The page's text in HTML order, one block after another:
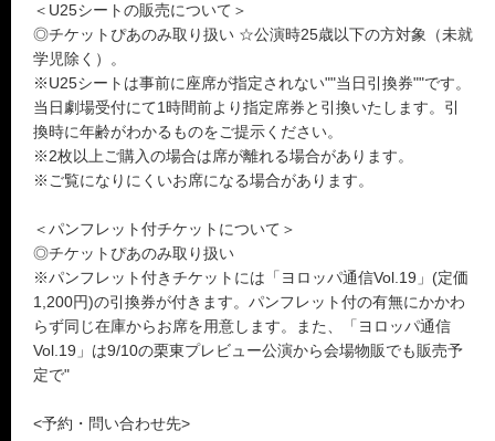
＜U25シートの販売について＞
◎チケットぴあのみ取り扱い ☆公演時25歳以下の方対象（未就
学児除く）。
※U25シートは事前に座席が指定されない""当日引換券""です。
当日劇場受付にて1時間前より指定席券と引換いたします。引
換時に年齢がわかるものをご提示ください。
※2枚以上ご購入の場合は席が離れる場合があります。
※ご覧になりにくいお席になる場合があります。
＜パンフレット付チケットについて＞
◎チケットぴあのみ取り扱い
※パンフレット付きチケットには「ヨロッパ通信Vol.19」(定価
1,200円)の引換券が付きます。パンフレット付の有無にかかわ
らず同じ在庫からお席を用意します。また、「ヨロッパ通信
Vol.19」は9/10の栗東プレビュー公演から会場物販でも販売予
定で"
<予約・問い合わせ先>